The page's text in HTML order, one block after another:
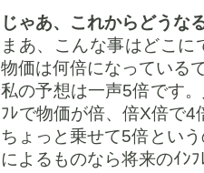
じゃあ、これからどうな
まあ、こんな事はどこ
物価は何倍になっている
私の予想は一声5倍です
ﾌﾚで物価が倍、倍X倍で4
ちょっと乗せて5倍とい
によるものなら将来のｲﾝﾌ